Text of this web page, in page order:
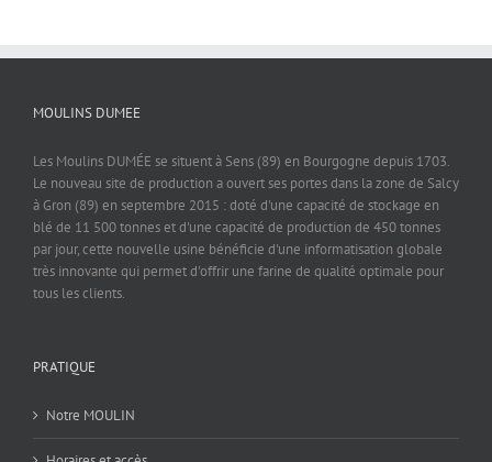
MOULINS DUMEE
Les Moulins DUMÉE se situent à Sens (89) en Bourgogne depuis 1703.
Le nouveau site de production a ouvert ses portes dans la zone de Salcy
à Gron (89) en septembre 2015 : doté d'une capacité de stockage en
blé de 11 500 tonnes et d'une capacité de production de 450 tonnes
par jour, cette nouvelle usine bénéficie d'une informatisation globale
très innovante qui permet d'offrir une farine de qualité optimale pour
tous les clients.
PRATIQUE
Notre MOULIN